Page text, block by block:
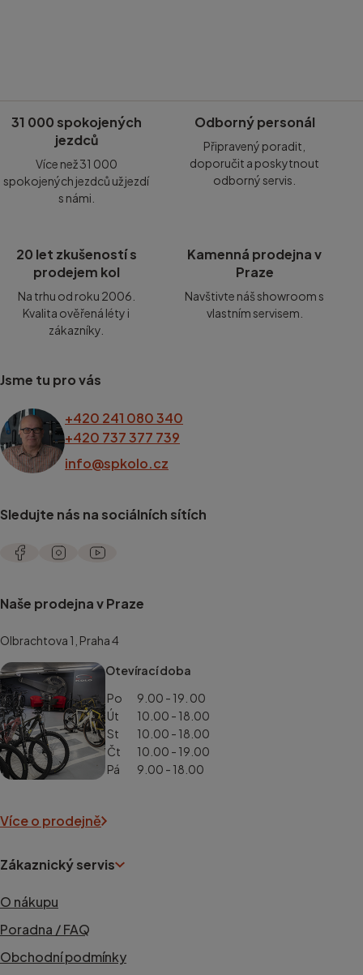
31 000 spokojených
jezdců
Více než 31 000
spokojených jezdců už jezdí
s námi.
Odborný personál
Připravený poradit,
doporučit a poskytnout
odborný servis.
20 let zkušeností s
prodejem kol
Na trhu od roku 2006.
Kvalita ověřená léty i
zákazníky.
Kamenná prodejna v
Praze
Navštivte náš showroom s
vlastním servisem.
Jsme tu pro vás
+420 241 080 340
+420 737 377 739
info@spkolo.cz
Sledujte nás na sociálních sítích
Naše prodejna v Praze
Olbrachtova 1, Praha 4
Otevírací doba
Po
9.00 - 19. 00
Út
10.00 - 18.00
St
10.00 - 18.00
Čt
10.00 - 19.00
Pá
9.00 - 18.00
Více o prodejně
Zákaznický servis
O nákupu
Poradna / FAQ
Obchodní podmínky